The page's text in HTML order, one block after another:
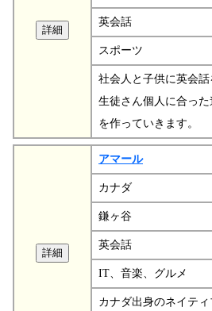
英会話
スポーツ
社会人と子供に英会話
生徒さん個人に合っ
を作っていきます。
アマール
カナダ
鎌ヶ谷
英会話
IT、音楽、グルメ
カナダ出身のネイティ